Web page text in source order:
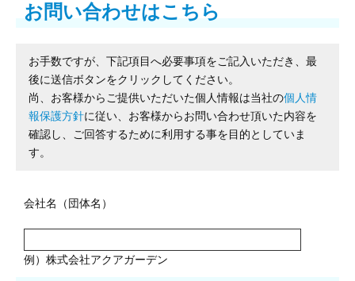
お問い合わせはこちら
お手数ですが、下記項目へ必要事項をご記入いただき、最
後に送信ボタンをクリックしてください。
尚、お客様からご提供いただいた個人情報は当社の個人情
報保護方針に従い、お客様からお問い合わせ頂いた内容を
確認し、ご回答するために利用する事を目的としていま
す。
会社名（団体名）
例）株式会社アクアガーデン